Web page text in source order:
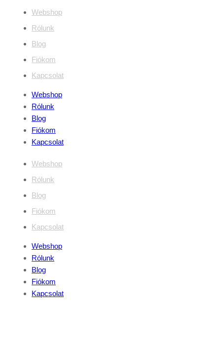
Webshop
Rólunk
Blog
Fiókom
Kapcsolat
Webshop
Rólunk
Blog
Fiókom
Kapcsolat
Webshop
Rólunk
Blog
Fiókom
Kapcsolat
Webshop
Rólunk
Blog
Fiókom
Kapcsolat